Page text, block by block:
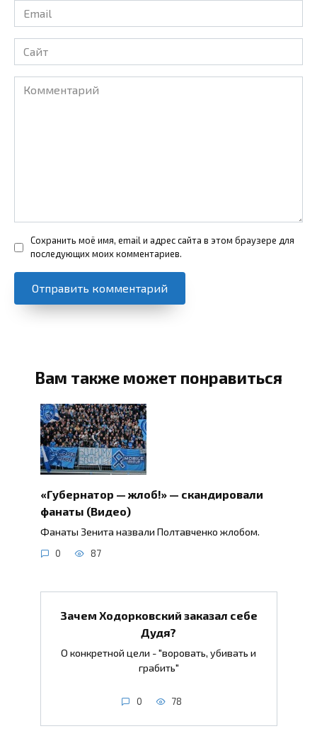
Email
*
Сайт
Комментарий
Сохранить моё имя, email и адрес сайта в этом браузере для
последующих моих комментариев.
Вам также может понравиться
«Губернатор — жлоб!» — скандировали
фанаты (Видео)
Фанаты Зенита назвали Полтавченко жлобом.
0 87
Зачем Ходорковский заказал себе
Дудя?
О конкретной цели - "воровать, убивать и
грабить"
0 78